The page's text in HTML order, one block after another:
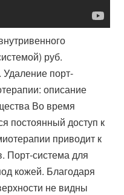
руб.
порт-
описание
Во время
постоянный доступ к
приводит к
Порт-система для
кожей. Благодаря
не видны